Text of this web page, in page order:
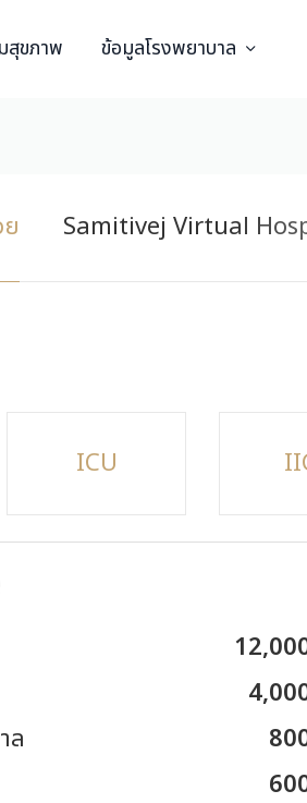
สุขภาพ ข้อมูลโรงพยาบาล
Samitivej Virtual
ICU
ล